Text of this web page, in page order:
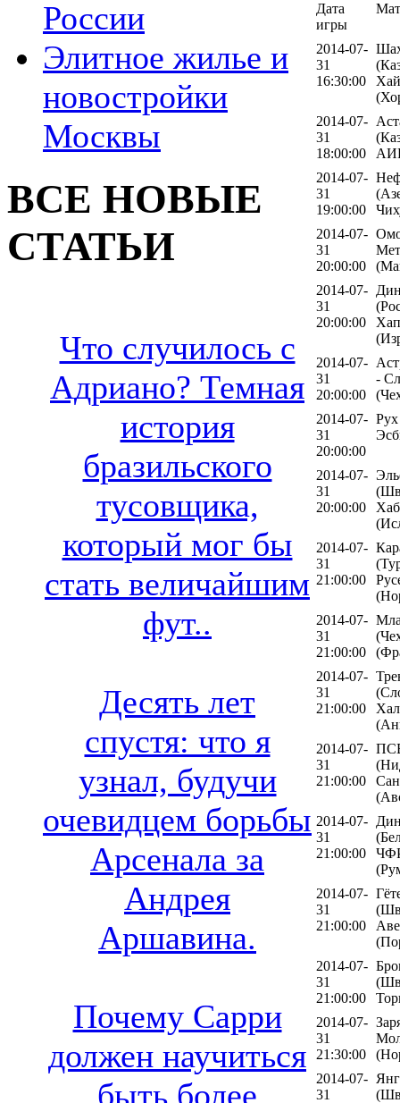
России
Элитное жилье и
новостройки
Москвы
ВСЕ НОВЫЕ
СТАТЬИ
Что случилось с
Адриано? Темная
история
бразильского
тусовщика,
который мог бы
стать величайшим
фут..
Десять лет
спустя: что я
узнал, будучи
очевидцем борьбы
Арсенала за
Андрея
Аршавина.
Почему Сарри
должен научиться
быть более
Дата
игры
2014-07-
31
16:30:00
2014-07-
31
18:00:00
2014-07-
31
19:00:00
2014-07-
31
20:00:00
2014-07-
31
20:00:00
2014-07-
31
20:00:00
-
2014-07-
31
20:00:00
2014-07-
31
20:00:00
2014-07-
31
21:00:00
2014-07-
31
21:00:00
2014-07-
31
21:00:00
2014-07-
31
21:00:00
2014-07-
31
21:00:00
2014-07-
31
21:00:00
Аве
2014-07-
31
21:00:00
2014-07-
31
21:30:00
2014-07-
31